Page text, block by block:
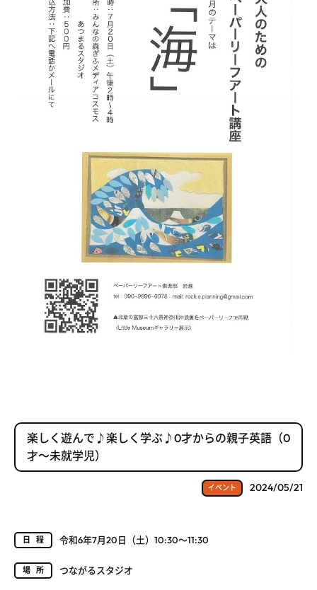
楽しく遊んで♪楽しく学ぶ♪0才からの親子英語（0
才～未就学児）
イベント 2024/05/21
日程 令和6年7月20日（土）10:30～11:30
場所 つながるスタジオ